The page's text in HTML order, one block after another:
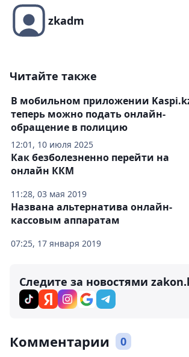
zkadm
Читайте также
12:01, 10 июля 2025
В мобильном приложении
теперь можно подать онлайн-
обращение в полицию
11:28, 03 мая 2019
Как безболезненно перейти на
онлайн ККМ
07:25, 17 января 2019
Названа альтернатива онлайн-
кассовым аппаратам
Следите за новостями
Комментарии 0